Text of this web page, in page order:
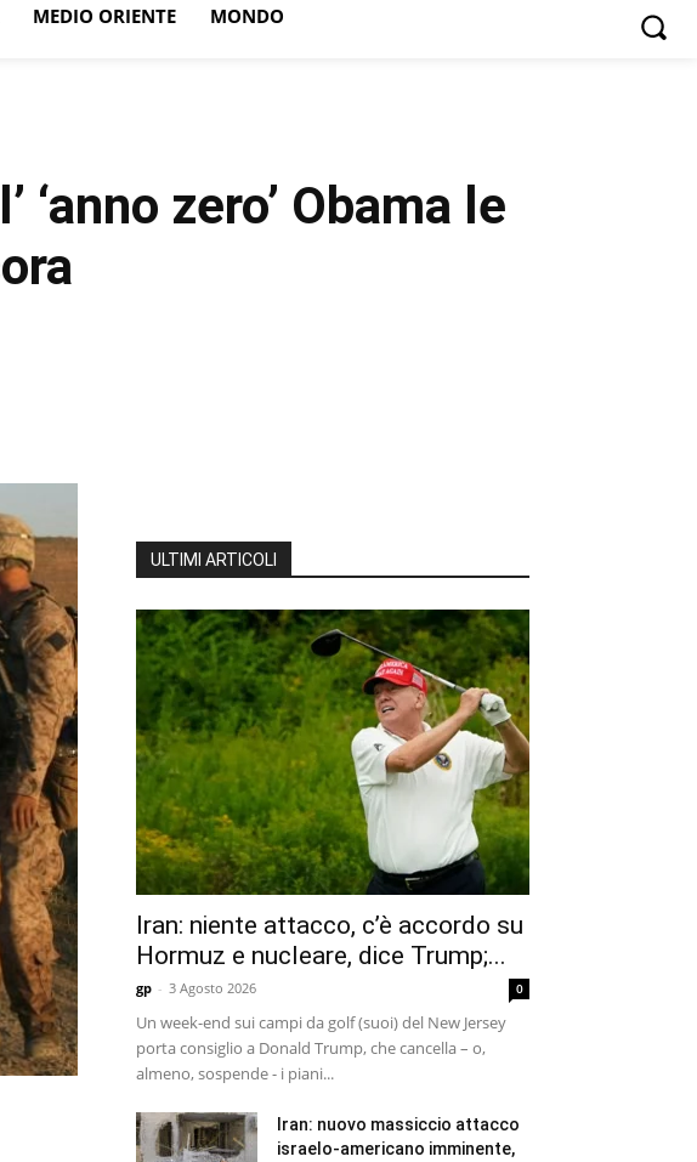
MEDIO ORIENTE
MONDO
zero’ Obama le
ULTIMI ARTICOLI
Iran: niente attacco, c’è accordo su
Hormuz e nucleare, dice Trump;...
gp - 3 Agosto 2026 0
Un week-end sui campi da golf (suoi) del New Jersey
porta consiglio a Donald Trump, che cancella – o,
almeno, sospende - i piani...
Iran: nuovo massiccio attacco
israelo-americano imminente,